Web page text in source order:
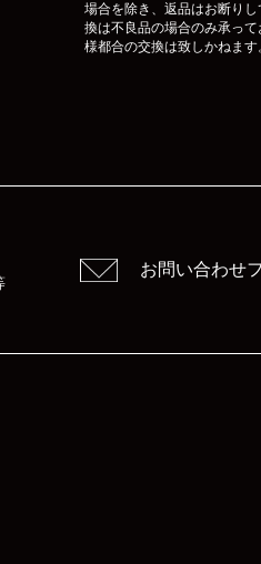
場合を除き、返品はお断り
換は不良品の場合のみ承っ
様都合の交換は致しかねます
お問い合わせ